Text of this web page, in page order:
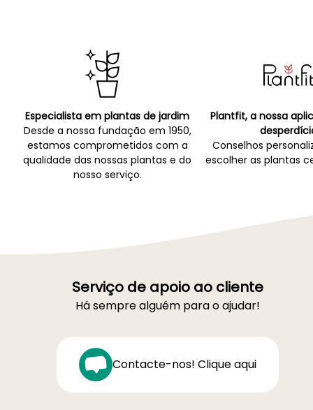
Especialista em plantas de jardim
Desde a nossa fundação em 1950,
estamos comprometidos com a
qualidade das nossas plantas e do
nosso serviço.
Plantfit, a nossa
Conselhos
escolher as plantas
Serviço de apoio ao cliente
Há sempre alguém para o ajudar!
Contacte-nos! Clique aqui